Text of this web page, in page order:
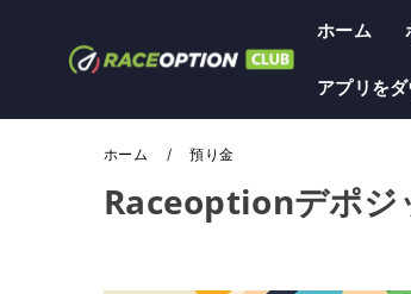
ホーム
アプリを
ホーム 預り金
Raceoptionデポジ